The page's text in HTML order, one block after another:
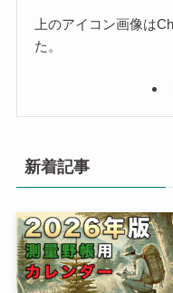
上のアイコン画像は
た。
新着記事